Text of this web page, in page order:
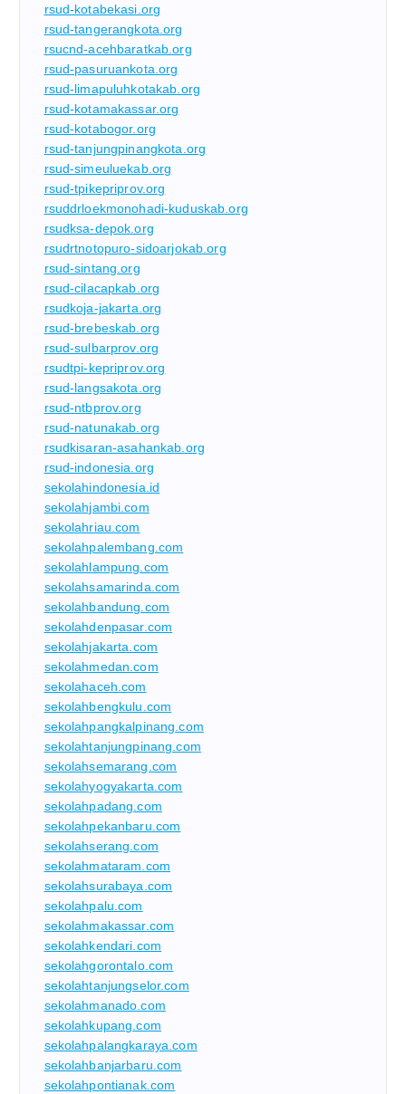
rsud-kotabekasi.org
rsud-tangerangkota.org
rsucnd-acehbaratkab.org
rsud-pasuruankota.org
rsud-limapuluhkotakab.org
rsud-kotamakassar.org
rsud-kotabogor.org
rsud-tanjungpinangkota.org
rsud-simeuluekab.org
rsud-tpikepriprov.org
rsuddrloekmonohadi-kuduskab.org
rsudksa-depok.org
rsudrtnotopuro-sidoarjokab.org
rsud-sintang.org
rsud-cilacapkab.org
rsudkoja-jakarta.org
rsud-brebeskab.org
rsud-sulbarprov.org
rsudtpi-kepriprov.org
rsud-langsakota.org
rsud-ntbprov.org
rsud-natunakab.org
rsudkisaran-asahankab.org
rsud-indonesia.org
sekolahindonesia.id
sekolahjambi.com
sekolahriau.com
sekolahpalembang.com
sekolahlampung.com
sekolahsamarinda.com
sekolahbandung.com
sekolahdenpasar.com
sekolahjakarta.com
sekolahmedan.com
sekolahaceh.com
sekolahbengkulu.com
sekolahpangkalpinang.com
sekolahtanjungpinang.com
sekolahsemarang.com
sekolahyogyakarta.com
sekolahpadang.com
sekolahpekanbaru.com
sekolahserang.com
sekolahmataram.com
sekolahsurabaya.com
sekolahpalu.com
sekolahmakassar.com
sekolahkendari.com
sekolahgorontalo.com
sekolahtanjungselor.com
sekolahmanado.com
sekolahkupang.com
sekolahpalangkaraya.com
sekolahbanjarbaru.com
sekolahpontianak.com